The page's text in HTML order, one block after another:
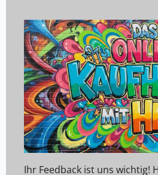
Ihr Feedback ist uns wichtig!